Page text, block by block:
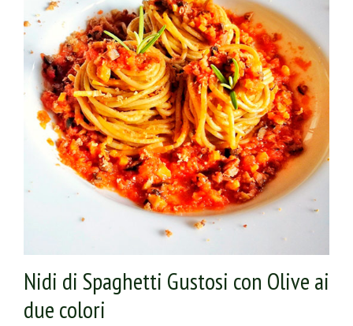
Nidi di Spaghetti Gustosi con Olive ai
due colori